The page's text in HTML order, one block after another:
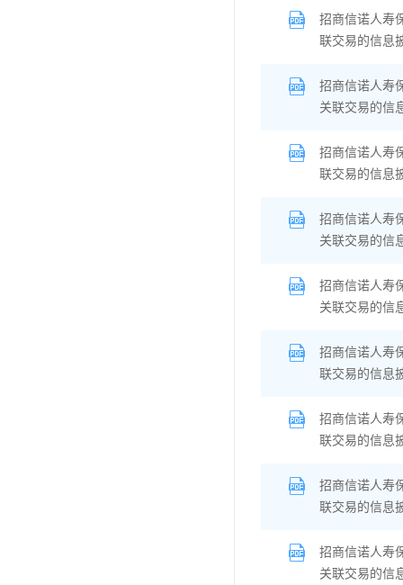
招商信诺人寿
联交易的信息
招商信诺人寿
关联交易的信
招商信诺人寿
联交易的信息
招商信诺人寿
关联交易的信
招商信诺人寿
关联交易的信
招商信诺人寿
联交易的信息
招商信诺人寿
联交易的信息
招商信诺人寿
联交易的信息
招商信诺人寿
关联交易的信